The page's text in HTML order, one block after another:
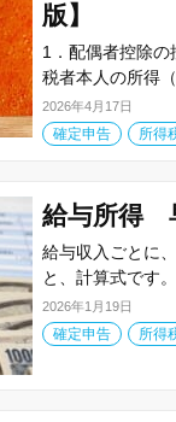
版】
1．配偶者控除
税者本人の所得
2026年4月17日
確定申告 所得
給与所得
給与収入ごとに
と、計算式です
2026年1月19日
確定申告 所得